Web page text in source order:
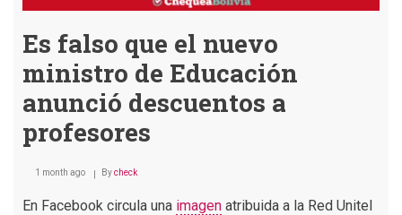
Es falso que el nuevo
ministro de Educación
anunció descuentos a
profesores
1 month ago Bycheck
En Facebook circula una imagen atribuida a la Red Unitel